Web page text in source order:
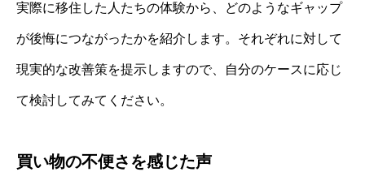
実際に移住した人たちの体験から、どのようなギャップ
が後悔につながったかを紹介します。それぞれに対して
現実的な改善策を提示しますので、自分のケースに応じ
て検討してみてください。
買い物の不便さを感じた声